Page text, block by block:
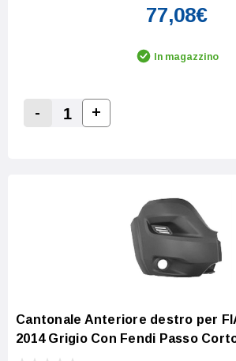
77,08€
In magazzino
Decrease Quantity:
-
Increase Quantity:
+
Cantonale Anteriore destro per
2014 Grigio Con Fendi Passo